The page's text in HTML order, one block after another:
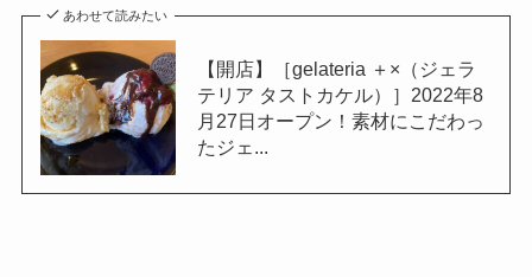
あわせて読みたい
【開店】［gelateria ＋×（ジェラ
テリア タストカケル）］2022年8
月27日オープン！素材にこだわっ
たジェ...